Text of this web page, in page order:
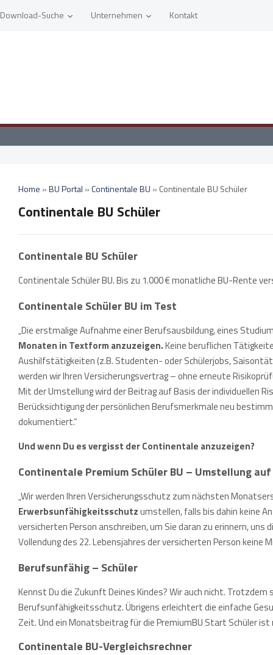
Download-Suche Unternehmen Kontakt
Home »BU Portal »Continentale BU » Continentale BU Schüler
Continentale BU Schüler
Continentale BU Schüler
Continentale Schüler BU. Bis zu 1.000 € monatliche BU-Rente
Continentale Schüler BU im Test
„Die erstmalige Aufnahme einer Berufsausbildung, eines
Monaten in Textform anzuzeigen.Keine beruflichen
Aushilfstätigkeiten (z.B. Studenten- oder Schülerjobs,
werden wir Ihren Versicherungsvertrag – ohne erneute
Mit der Umstellung wird der Beitrag auf Basis der individuellen
Berücksichtigung der persönlichen Berufsmerkmale neu
dokumentiert.“
Und wenn Du es vergisst der Continentale anzuzeigen?
Continentale Premium Schüler BU – Umstellung auf
„Wir werden Ihren Versicherungsschutz zum nächsten
Erwerbsunfähigkeitsschutzumstellen, falls bis dahin keine
versicherten Person anschreiben, um Sie daran zu erinnern,
Vollendung des 22. Lebensjahres der versicherten Person
Berufsunfähig – Schüler
Kennst Du die Zukunft Deines Kindes? Wir auch nicht.
Berufsunfähigkeitsschutz. Übrigens erleichtert die einfache
Zeit. Und ein Monatsbeitrag für die PremiumBU Start Schüler
Continentale BU-Vergleichsrechner